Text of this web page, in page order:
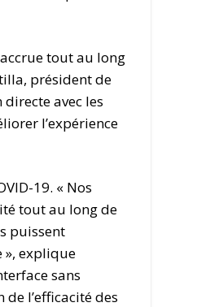
tout au long
président de
avec les
l’expérience
19. « Nos
tout au long de
puissent
», explique
sans
l’efficacité des